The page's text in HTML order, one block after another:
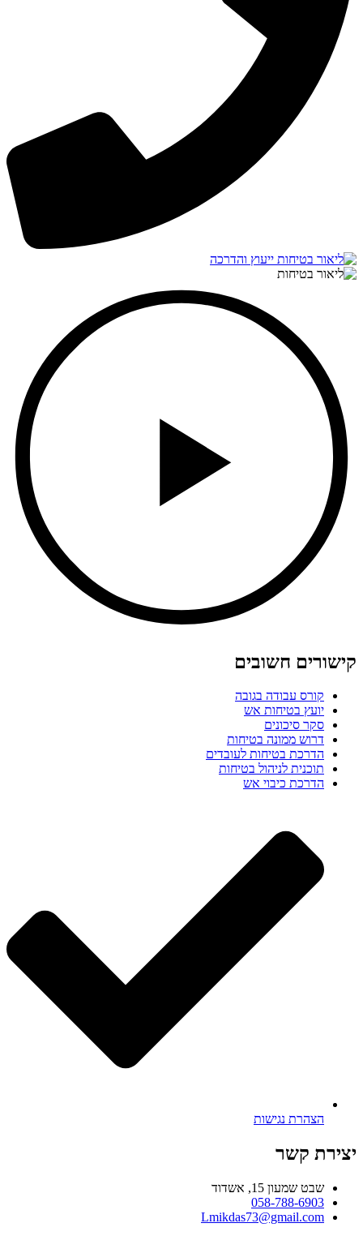
קישורים חשובים
קורס עבודה בגובה
יועץ בטיחות אש
סקר סיכונים
דרוש ממונה בטיחות
הדרכת בטיחות לעובדים
תוכנית לניהול בטיחות
הדרכת כיבוי אש
הצהרת נגישות
יצירת קשר
שבט שמעון 15, אשדוד
058-788-6903
Lmikdas73@gmail.com